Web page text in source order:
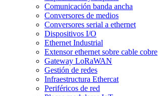
Comunicación banda ancha
Conversores de medios
Conversores serial a ethernet
Dispositivos I/O
Ethernet Industrial
Extensor ethernet sobre cable cobre
Gateway LoRaWAN
Gestión de redes
Infraestructura Ethercat
Periféricos de red